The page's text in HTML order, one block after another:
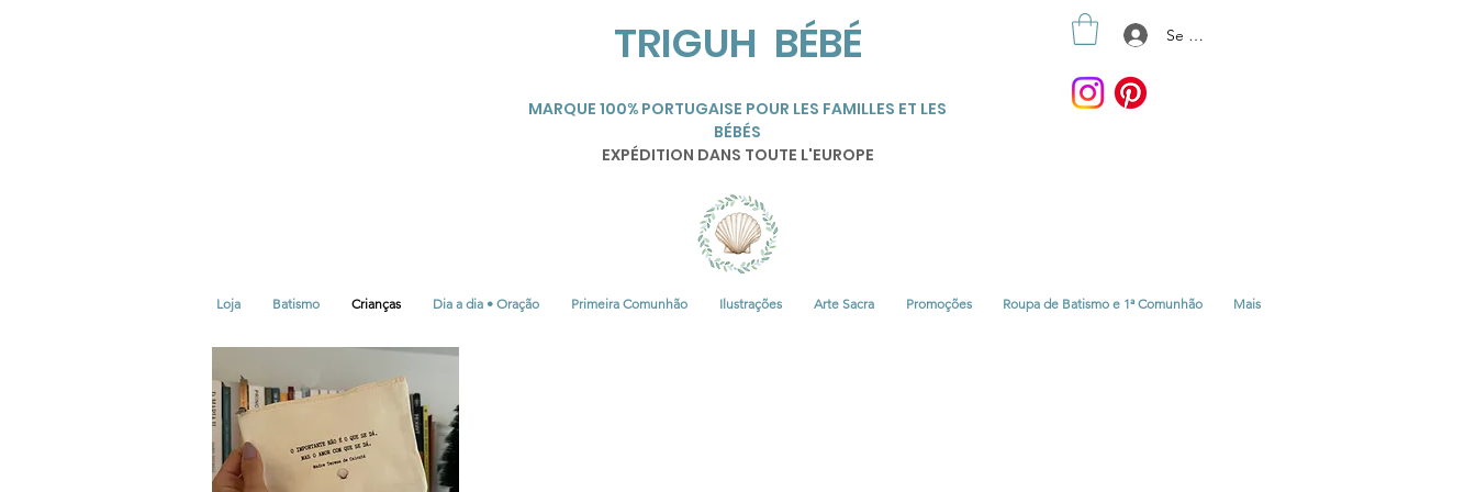
TRIGUH BÉBÉ
MARQUE 100% PORTUGAISE POUR LES FAMILLES ET LES
BÉBÉS
EXPÉDITION DANS TOUTE L'EUROPE
Se connecter
Loja Batismo Crianças Dia a dia • Oração Primeira Comunhão Ilustrações Arte Sacra Promoções Roupa de Batismo e 1ª Comunhão Mais